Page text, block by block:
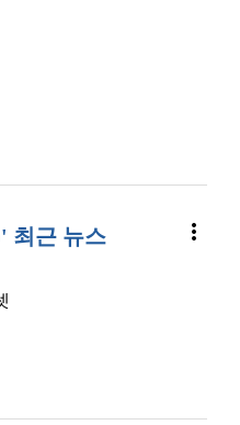
최근 뉴스 more_vert